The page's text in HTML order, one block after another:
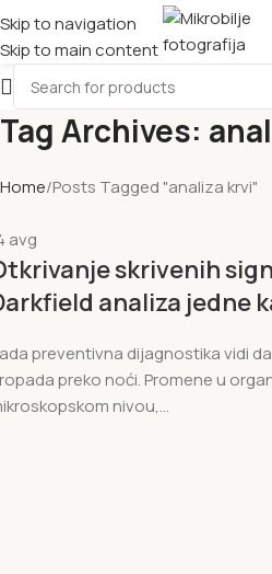
Skip to navigation
Skip to main content
Tag Archives:
Home Posts Tagged "analiza krvi"
avg
skrivenih
analiza jedne
preventivna dijagnostika vidi
preko noći. Promene u
nivou,...